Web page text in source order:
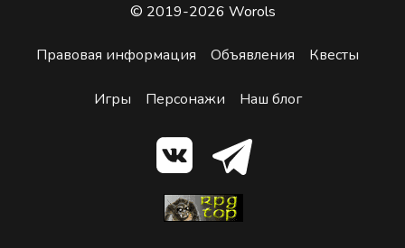
© 2019-2026 Worols
Правовая информация Объявления Квесты
Игры Персонажи Наш блог